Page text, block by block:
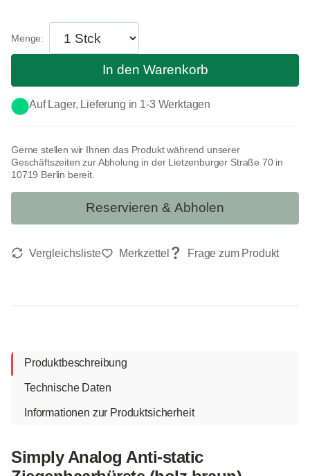
Gerne stellen wir Ihnen das Produkt während unserer
Geschäftszeiten zur Abholung in der Lietzenburger Straße 70 in
10719 Berlin bereit.
Reservieren & Abholen
Auf Lager, Lieferung in 1-3 Werktagen
In den Warenkorb
Produktbeschreibung
Technische Daten
Informationen zur Produktsicherheit
Simply Analog Anti-static